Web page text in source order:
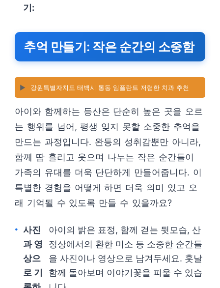
기:
추억 만들기: 작은 순간의 소중함
▶️ 강원특별자치도 태백시 통동 임플란트 저렴한 치과 추천
아이와 함께하는 등산은 단순히 높은 곳을 오르
는 행위를 넘어, 평생 잊지 못할 소중한 추억을
만드는 과정입니다. 완등의 성취감뿐만 아니라,
함께 땀 흘리고 웃으며 나누는 작은 순간들이
가족의 유대를 더욱 단단하게 만들어줍니다. 이
특별한 경험을 어떻게 하면 더욱 의미 있고 오
래 기억될 수 있도록 만들 수 있을까요?
사진
과 영
상으
로 기
아이의 밝은 표정, 함께 걷는 뒷모습, 산
정상에서의 환한 미소 등 소중한 순간들
을 사진이나 영상으로 남겨두세요. 훗날
함께 돌아보며 이야기꽃을 피울 수 있습